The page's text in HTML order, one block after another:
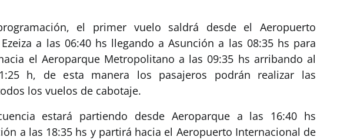
el primer vuelo saldrá desde el Aeropuerto
a las 06:40 hs llegando a Asunción a las 08:35 hs para
el Aeroparque Metropolitano a las 09:35 hs arribando al
h, de esta manera los pasajeros podrán realizar las
los vuelos de cabotaje.
estará partiendo desde Aeroparque a las 16:40 hs
a las 18:35 hs y partirá hacia el Aeropuerto Internacional de